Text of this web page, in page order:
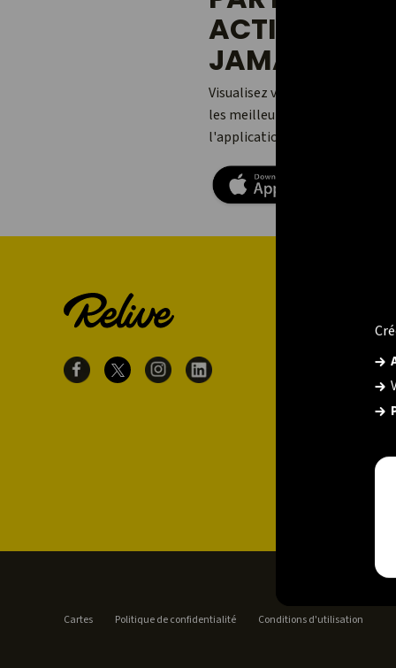
ACTIVITÉS
JAMAIS.
Visualisez vos aventures,
les meilleures avec vos amis
l'application Relive pour
Cartes Politique de confidentialité Conditions d'utilisation